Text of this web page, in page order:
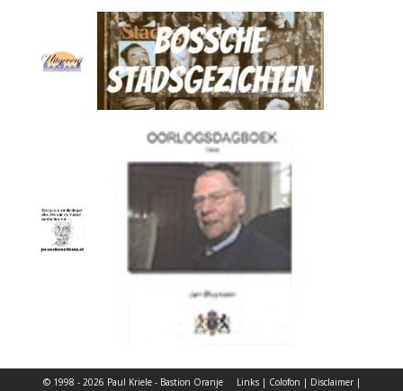
© 1998 - 2026 Paul Kriele - Bastion Oranje Links| Colofon | Disclaimer|